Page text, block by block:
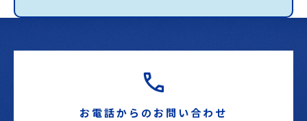
お電話からのお問い合わせ